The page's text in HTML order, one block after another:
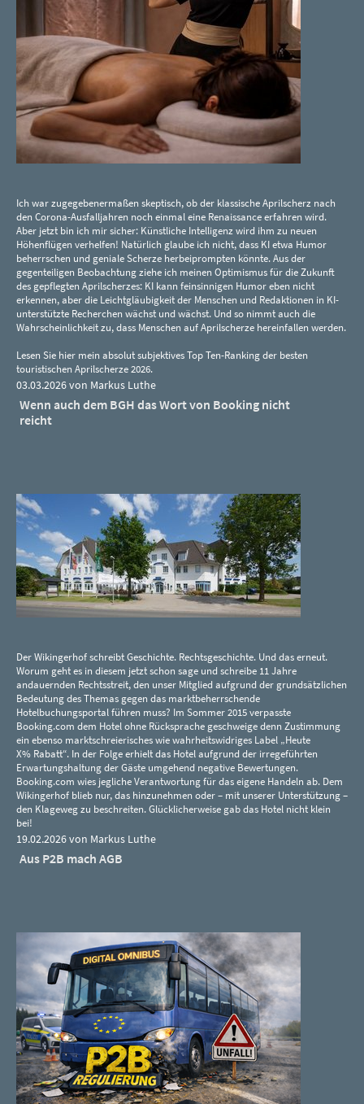
Ich war zugegebenermaßen skeptisch, ob der klassische Aprilscherz nach
den Corona-Ausfalljahren noch einmal eine Renaissance erfahren wird.
Aber jetzt bin ich mir sicher: Künstliche Intelligenz wird ihm zu neuen
Höhenflügen verhelfen! Natürlich glaube ich nicht, dass KI etwa Humor
beherrschen und geniale Scherze herbeiprompten könnte. Aus der
gegenteiligen Beobachtung ziehe ich meinen Optimismus für die Zukunft
des gepflegten Aprilscherzes: KI kann feinsinnigen Humor eben nicht
erkennen, aber die Leichtgläubigkeit der Menschen und Redaktionen in KI-
unterstützte Recherchen wächst und wächst. Und so nimmt auch die
Wahrscheinlichkeit zu, dass Menschen auf Aprilscherze hereinfallen werden.
Lesen Sie hier mein absolut subjektives Top Ten-Ranking der besten
touristischen Aprilscherze 2026.
03.03.2026 von Markus Luthe
Wenn auch dem BGH das Wort von Booking nicht
reicht
Der Wikingerhof schreibt Geschichte. Rechtsgeschichte. Und das erneut.
Worum geht es in diesem jetzt schon sage und schreibe 11 Jahre
andauernden Rechtsstreit, den unser Mitglied aufgrund der grundsätzlichen
Bedeutung des Themas gegen das marktbeherrschende
Hotelbuchungsportal führen muss? Im Sommer 2015 verpasste
Booking.com dem Hotel ohne Rücksprache geschweige denn Zustimmung
ein ebenso marktschreierisches wie wahrheitswidriges Label „Heute
X% Rabatt“. In der Folge erhielt das Hotel aufgrund der irregeführten
Erwartungshaltung der Gäste umgehend negative Bewertungen.
Booking.com wies jegliche Verantwortung für das eigene Handeln ab. Dem
Wikingerhof blieb nur, das hinzunehmen oder – mit unserer Unterstützung –
den Klageweg zu beschreiten. Glücklicherweise gab das Hotel nicht klein
bei!
19.02.2026 von Markus Luthe
Aus P2B mach AGB